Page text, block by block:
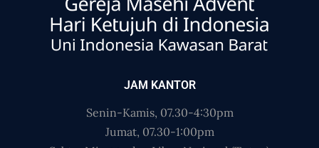
JAM KANTOR
Senin-Kamis, 07.30-4:30pm
Jumat, 07.30-1:00pm